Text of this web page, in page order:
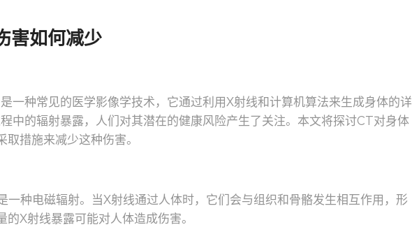
害如何减少
一种常见的医学影像学技术，它通过利用X射线和计算机算法来生成身体的详
中的辐射暴露，人们对其潜在的健康风险产生了关注。本文将探讨CT对身体
措施来减少这种伤害。
一种电磁辐射。当X射线通过人体时，它们会与组织和骨骼发生相互作用，形
X射线暴露可能对人体造成伤害。